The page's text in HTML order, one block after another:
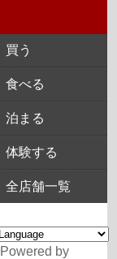
買う
食べる
泊まる
体験する
全店舗一覧
Powered by